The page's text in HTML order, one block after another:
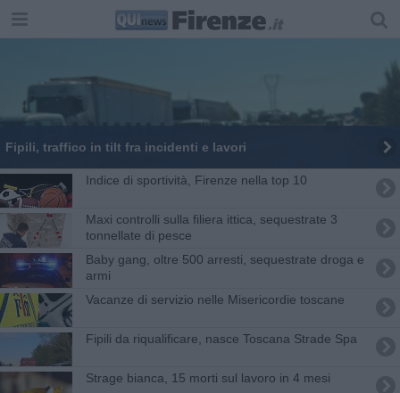
Fipili, traffico in tilt fra incidenti e lavori
Indice di sportività, Firenze nella top 10
Maxi controlli sulla filiera ittica, sequestrate 3
tonnellate di pesce
Baby gang, oltre 500 arresti, sequestrate droga e
armi
Vacanze di servizio nelle Misericordie toscane
Fipili da riqualificare, nasce Toscana Strade Spa
Strage bianca, 15 morti sul lavoro in 4 mesi